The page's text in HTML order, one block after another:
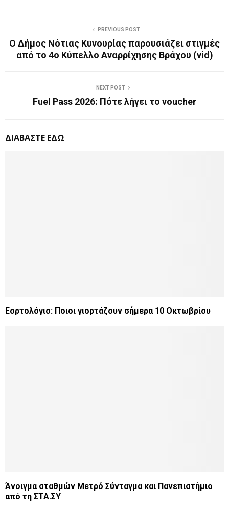
PREVIOUS POST
Ο Δήμος Νότιας Κυνουρίας παρουσιάζει στιγμές
από το 4ο Κύπελλο Αναρρίχησης Βράχου (vid)
NEXT POST
Fuel Pass 2026: Πότε λήγει το voucher
ΔΙΑΒΑΣΤΕ ΕΔΩ
Εορτολόγιο: Ποιοι γιορτάζουν σήμερα 10 Οκτωβρίου
Άνοιγμα σταθμών Μετρό Σύνταγμα και Πανεπιστήμιο
από τη ΣΤΑ.ΣΥ